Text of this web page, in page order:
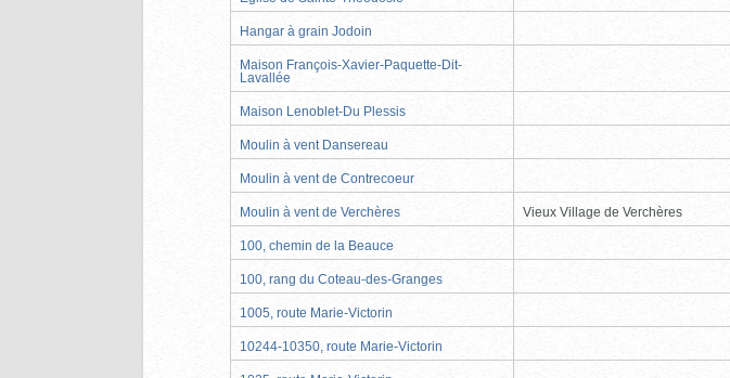
Hangar à grain Jodoin
Maison François-Xavier-Paquette-Dit-
Lavallée
Maison Lenoblet-Du Plessis
Moulin à vent Dansereau
Moulin à vent de Contrecoeur
Moulin à vent de Verchères Vieux Village de Verchères
100, chemin de la Beauce
100, rang du Coteau-des-Granges
1005, route Marie-Victorin
10244-10350, route Marie-Victorin